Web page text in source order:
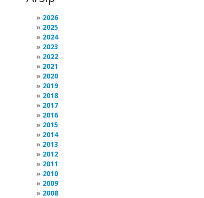
2026
2025
2024
2023
2022
2021
2020
2019
2018
2017
2016
2015
2014
2013
2012
2011
2010
2009
2008